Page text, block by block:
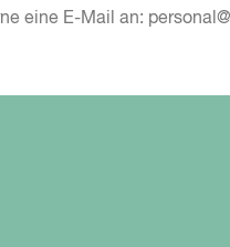
eine E-Mail an: